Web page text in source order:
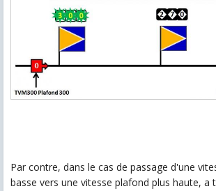
Par contre, dans le cas de passage d'une
basse vers une vitesse plafond plus haute, a